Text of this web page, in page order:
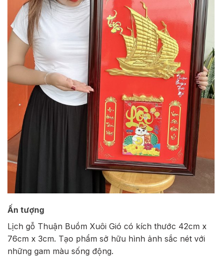
Ấn tượng
Lịch gỗ Thuận Buồm Xuôi Gió có kích thước 42cm x
76cm x 3cm. Tạo phẩm sở hữu hình ảnh sắc nét với
những gam màu sống động.